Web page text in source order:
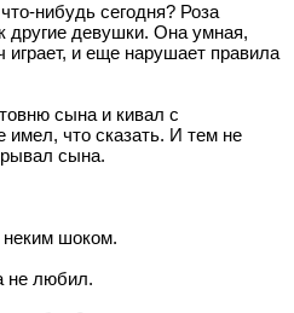
нибудь сегодня? Роза
другие девушки. Она умная,
играет, и еще нарушает правила
сына и кивал с
что сказать. И тем не
сына.
неким шоком.
не любил.